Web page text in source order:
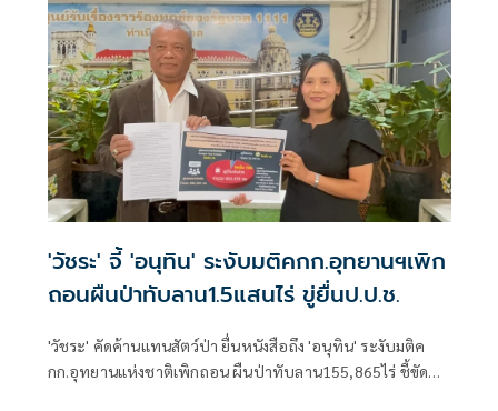
'วัชระ' จี้ 'อนุทิน' ระงับมติคกก.อุทยานฯเพิก
ถอนผืนป่าทับลาน1.5แสนไร่ ขู่ยื่นป.ป.ช.
'วัชระ' คัดค้านแทนสัตว์ป่า ยื่นหนังสือถึง 'อนุทิน' ระงับมติค
กก.อุทยานแห่งชาติเพิกถอน ผืนป่าทับลาน155,865ไร่ ชี้ขัด